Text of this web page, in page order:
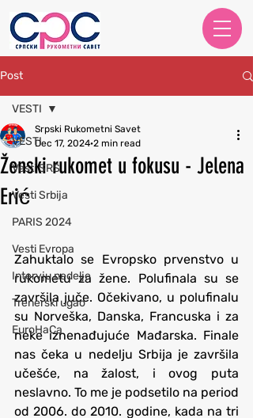
Post
VESTI
Vesti SRS
Vesti Srbija
PARIS 2024
Vesti Evropa
Intervju nedelje
Trenerski ugao
EuroHaCa
VESTI
Ženski rukomet u fokusu - Jelena
Erić
Srpski Rukometni Savet
Dec 17, 2024 2 min read
Zahuktalo se Evropsko prvenstvo u
rukometu za žene. Polufinala su se
završila juče. Očekivano, u polufinalu
su Norveška, Danska, Francuska i za
neke iznenađujuće Mađarska. Finale
nas čeka u nedelju Srbija je završila
učešće, na žalost, i ovog puta
neslavno. To me je podsetilo na period
od 2006. do 2010. godine, kada na tri